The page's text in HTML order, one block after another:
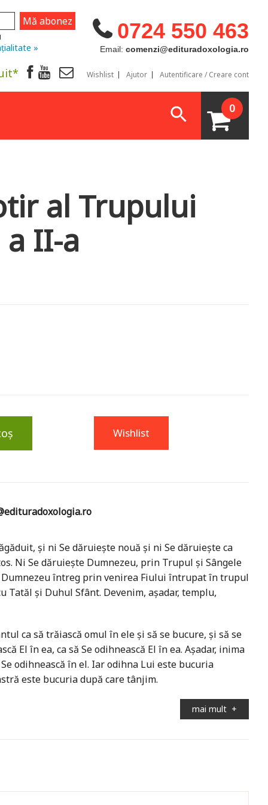
0724 550 463
Email: comenzi@edituradoxologia.ro
»
Wishlist Ajutor Autentificare / Creare cont
0
al Trupului
II-a
Wishlist
și ni Se dăruiește nouă și ni Se dăruiește ca
Ni Se dăruiește Dumnezeu, prin Trupul și Sângele
întreg prin venirea Fiului întrupat în trupul
și Duhul Sfânt. Devenim, așadar, templu,
ca să trăiască omul în ele și să se bucure, și să se
El în ea, ca să Se odihnească El în ea. Așadar, inima
odihnească în el. Iar odihna Lui este bucuria
este bucuria după care tânjim.
mai mult +